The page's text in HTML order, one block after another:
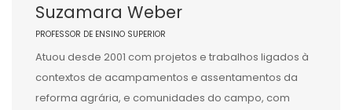
Suzamara Weber
PROFESSOR DE ENSINO SUPERIOR
Atuou desde 2001 com projetos e trabalhos ligados à
contextos de acampamentos e assentamentos da
reforma agrária, e comunidades do campo, com